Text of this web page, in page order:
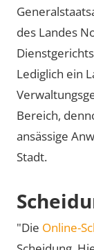
des Landes
Lediglich ein
Bereich,
ansässige
Stadt.
"Die Online-